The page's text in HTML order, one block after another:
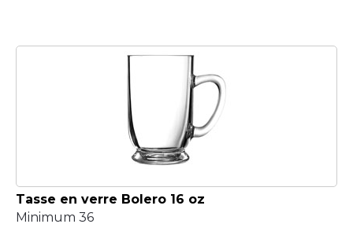
Tasse en verre Bolero 16 oz
Minimum 36